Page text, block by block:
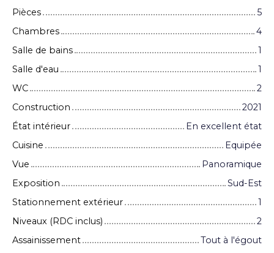
Pièces
5
Chambres
4
Salle de bains
1
Salle d'eau
1
WC
2
Construction
2021
État intérieur
En excellent état
Cuisine
Equipée
Vue
Panoramique
Exposition
Sud-Est
Stationnement extérieur
1
Niveaux (RDC inclus)
2
Assainissement
Tout à l'égout